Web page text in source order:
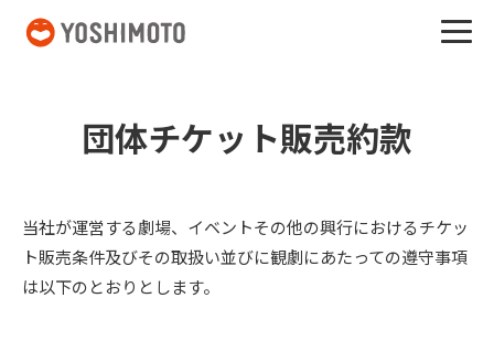
団体チケット販売約款
当社が運営する劇場、イベントその他の興行におけるチケッ
ト販売条件及びその取扱い並びに観劇にあたっての遵守事項
は以下のとおりとします。